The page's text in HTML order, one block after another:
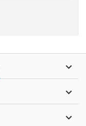


